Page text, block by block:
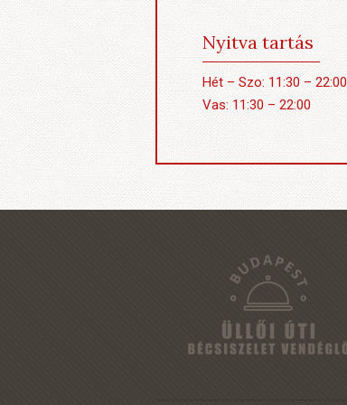
Nyitva tartás
Hét – Szo: 11:30 – 22:00
Vas: 11:30 – 22:00